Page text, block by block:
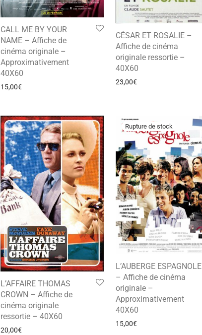
CALL ME BY YOUR
NAME – Affiche de
cinéma originale –
Approximativement
40X60
15,00€
CÉSAR ET ROSALIE –
Affiche de cinéma
originale ressortie –
40X60
23,00€
L’AFFAIRE THOMAS
CROWN – Affiche de
cinéma originale
ressortie – 40X60
20,00€
L’AUBERGE ESPAGNOLE
– Affiche de cinéma
originale –
Approximativement
40X60
15,00€